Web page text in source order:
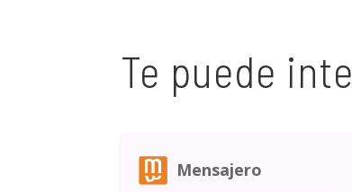
Te puede
Mensajero